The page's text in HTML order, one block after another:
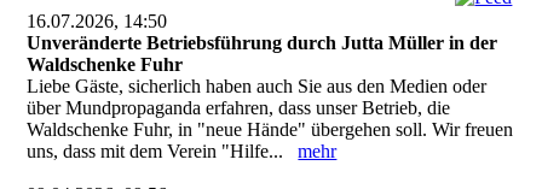
16.07.2026, 14:50
Unveränderte Betriebsführung durch Jutta Müller in der
Waldschenke Fuhr
Liebe Gäste, sicherlich haben auch Sie aus den Medien oder
über Mundpropaganda erfahren, dass unser Betrieb, die
Waldschenke Fuhr, in "neue Hände" übergehen soll. Wir freuen
uns, dass mit dem Verein "Hilfe...mehr